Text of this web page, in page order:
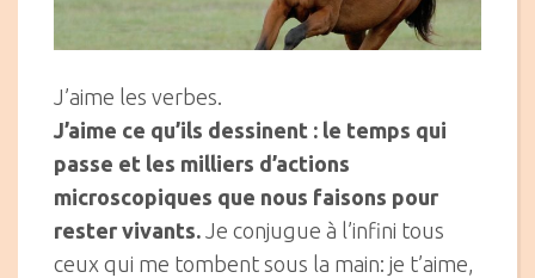
J’aime les verbes.
J’aime ce qu’ils dessinent : le temps qui
passe et les milliers d’actions
microscopiques que nous faisons pour
rester vivants. Je conjugue à l’infini tous
ceux qui me tombent sous la main: je t’aime,